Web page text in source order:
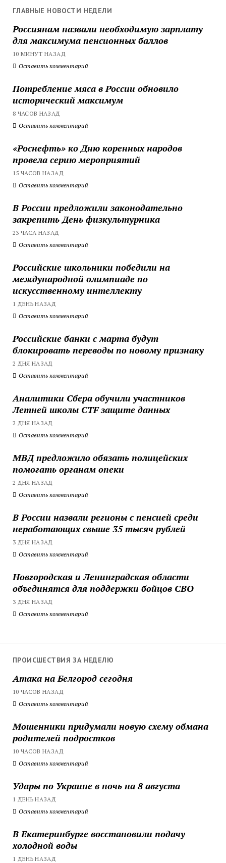
ГЛАВНЫЕ НОВОСТИ НЕДЕЛИ
Россиянам назвали необходимую зарплату
для максимума пенсионных баллов
10 МИНУТ НАЗАД
Оставить комментарий
Потребление мяса в России обновило
исторический максимум
8 ЧАСОВ НАЗАД
Оставить комментарий
«Роснефть» ко Дню коренных народов
провела серию мероприятий
15 ЧАСОВ НАЗАД
Оставить комментарий
В России предложили законодательно
закрепить День физкультурника
23 ЧАСА НАЗАД
Оставить комментарий
Российские школьники победили на
международной олимпиаде по
искусственному интеллекту
1 ДЕНЬ НАЗАД
Оставить комментарий
Российские банки с марта будут
блокировать переводы по новому признаку
2 ДНЯ НАЗАД
Оставить комментарий
Аналитики Сбера обучили участников
Летней школы CTF защите данных
2 ДНЯ НАЗАД
Оставить комментарий
МВД предложило обязать полицейских
помогать органам опеки
2 ДНЯ НАЗАД
Оставить комментарий
В России назвали регионы с пенсией среди
неработающих свыше 35 тысяч рублей
3 ДНЯ НАЗАД
Оставить комментарий
Новгородская и Ленинградская области
объединятся для поддержки бойцов СВО
3 ДНЯ НАЗАД
Оставить комментарий
ПРОИСШЕСТВИЯ ЗА НЕДЕЛЮ
Атака на Белгород сегодня
10 ЧАСОВ НАЗАД
Оставить комментарий
Мошенники придумали новую схему обмана
родителей подростков
10 ЧАСОВ НАЗАД
Оставить комментарий
Удары по Украине в ночь на 8 августа
1 ДЕНЬ НАЗАД
Оставить комментарий
В Екатеринбурге восстановили подачу
холодной воды
1 ДЕНЬ НАЗАД